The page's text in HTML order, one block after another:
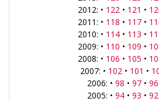
2012: • 122• 121 •
2011: • 118 • 117•
2010: • 114• 113 •
2009: • 110 • 109 •
2008: • 106 • 105 •
2007: • 102• 101 •
2006: • 98 • 97• 96
2005: • 94• 93 • 92